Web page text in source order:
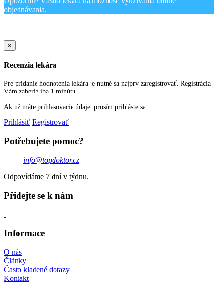
×
Recenzia lekára
Pre pridanie hodnotenia lekára je nutné sa najprv zaregistrovať. Registrácia
Vám zaberie iba 1 minútu.
Ak už máte prihlasovacie údaje, prosím prihláste sa.
Prihlásiť Registrovať
Potřebujete pomoc?
info@topdoktor.cz
Odpovídáme 7 dní v týdnu.
Přidejte se k nám
Informace
O nás
Články
Často kladené dotazy
Kontakt